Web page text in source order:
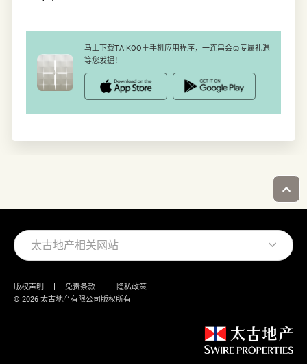
马上下载TAIKOO＋手机应用程序，一连串会员专属礼遇
等您发掘！
太古地产相关网站
版权声明 免责条款
隐私政策
© 2026 太古地产有限公司版权所有